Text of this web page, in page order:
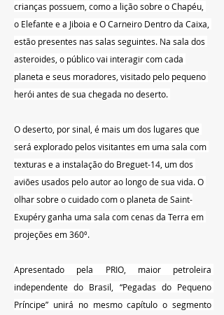
crianças possuem, como a lição sobre o Chapéu,
o Elefante e a Jiboia e O Carneiro Dentro da Caixa,
estão presentes nas salas seguintes. Na sala dos
asteroides, o público vai interagir com cada
planeta e seus moradores, visitado pelo pequeno
herói antes de sua chegada no deserto.
O deserto, por sinal, é mais um dos lugares que
será explorado pelos visitantes em uma sala com
texturas e a instalação do Breguet-14, um dos
aviões usados pelo autor ao longo de sua vida. O
olhar sobre o cuidado com o planeta de Saint-
Exupéry ganha uma sala com cenas da Terra em
projeções em 360º.
Apresentado pela PRIO, maior petroleira
independente do Brasil, “Pegadas do Pequeno
Príncipe” unirá no mesmo capítulo o segmento